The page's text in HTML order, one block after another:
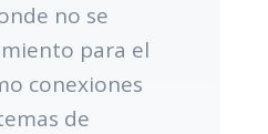
no se
para el
conexiones
de